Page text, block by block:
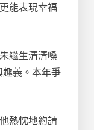
能表現幸福
繼生清清嗓
趣義。本年爭
熱忱地約請